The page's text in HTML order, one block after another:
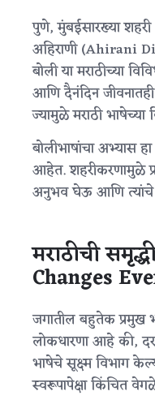
पुणे, मुंबईसारख्या
अहिराणी (Ahirani
बोली या मराठीच्या
आणि दैनंदिन
ज्यामुळे मराठी
बोलीभाषांचा अभ्यास
आहेत. शहरीकरणामुळे
अनुभव घेऊ आणि त्यांचे
मराठीची
Changes
जगातील बहुतेक प्रमुख
लोकधारणा आहे की, दर
भाषेचे सूक्ष्म विभाग
स्वरूपापेक्षा किंचित